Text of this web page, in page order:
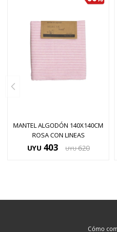
MANTEL ALGODÓN 140X140CM
ROSA CON LINEAS
UYU 403 UYU 620
Cómo